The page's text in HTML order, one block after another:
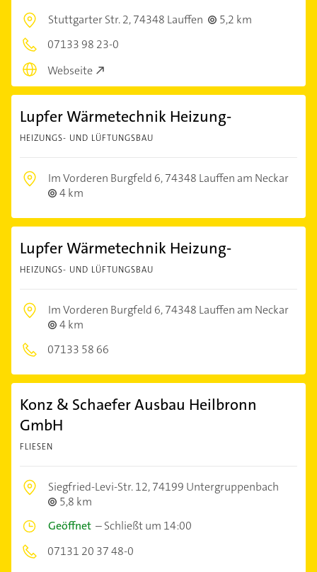
Stuttgarter Str. 2,74348 Lauffen
5,2 km
07133 98 23-0
Webseite
Lupfer Wärmetechnik Heizung-
HEIZUNGS- UND LÜFTUNGSBAU
Im Vorderen Burgfeld 6,74348 Lauffen am Neckar
4 km
Lupfer Wärmetechnik Heizung-
HEIZUNGS- UND LÜFTUNGSBAU
Im Vorderen Burgfeld 6,74348 Lauffen am Neckar
4 km
07133 58 66
Konz & Schaefer Ausbau Heilbronn
GmbH
FLIESEN
Siegfried-Levi-Str. 12,74199 Untergruppenbach
5,8 km
Geöffnet –Schließt um 14:00
07131 20 37 48-0